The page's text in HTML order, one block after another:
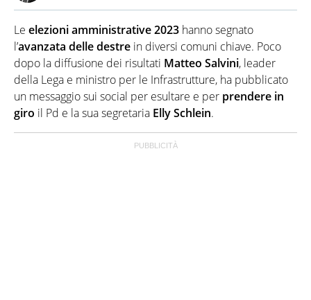
Approdato a QuiFinanza e Virgilio Notizie dopo varie
esperienze giornalistiche fra Palermo e Milano. Si
interessa principalmente di cronaca, politica ed
economia.
Le elezioni amministrative 2023 hanno segnato
l’avanzata delle destre in diversi comuni chiave. Poco
dopo la diffusione dei risultati Matteo Salvini, leader
della Lega e ministro per le Infrastrutture, ha pubblicato
un messaggio sui social per esultare e per prendere in
giro il Pd e la sua segretaria Elly Schlein.